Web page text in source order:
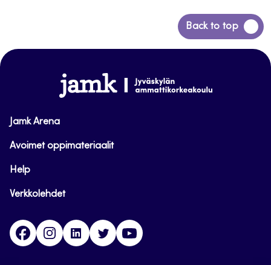
Back to top
Siirry
takaisin
www.jamk.fi
Jamk Arena
Avoimet oppimateriaalit
Help
Verkkolehdet
FacebookInstagramLinkedinTwitter